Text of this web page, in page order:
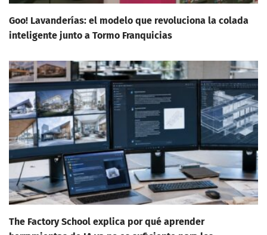
Goo! Lavanderías: el modelo que revoluciona la colada
inteligente junto a Tormo Franquicias
The Factory School explica por qué aprender